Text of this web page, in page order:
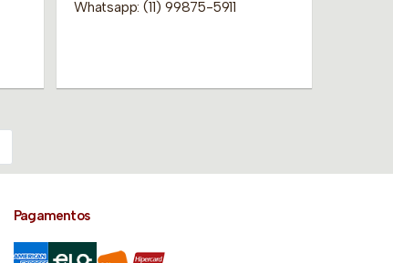
Whatsapp: (11) 99875-5911
Pagamentos